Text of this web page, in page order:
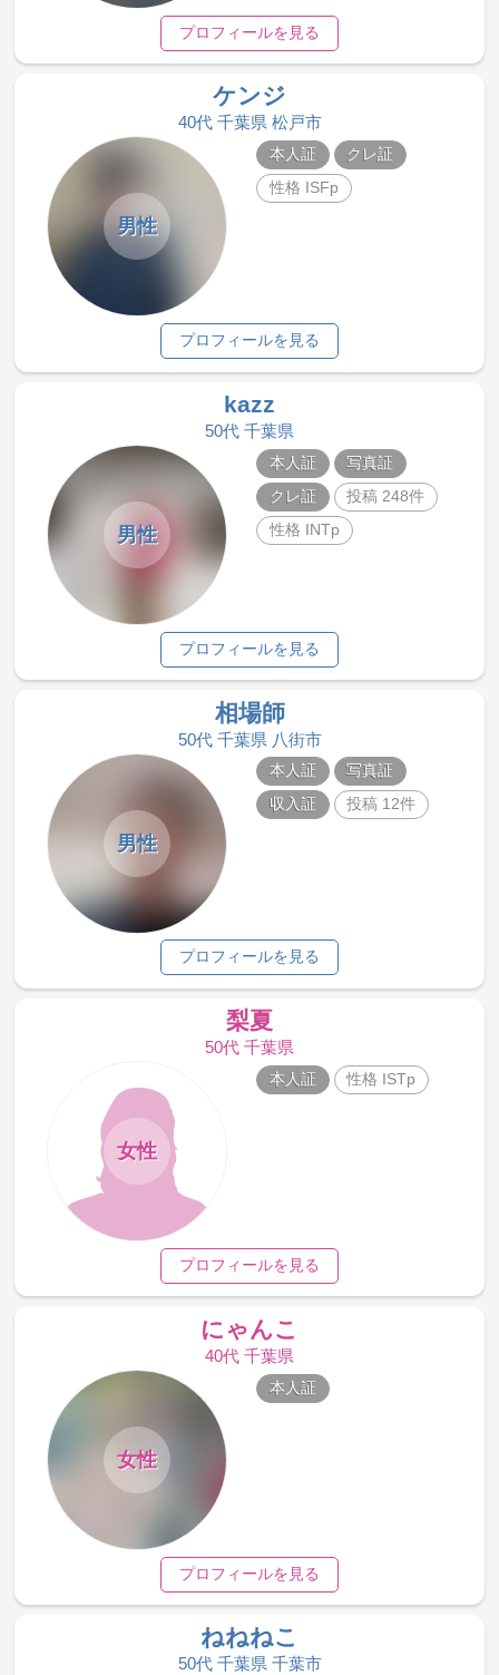
プロフィールを見る
ケンジ
40代 千葉県 松戸市
男性
本人証
クレ証
性格 ISFp
プロフィールを見る
kazz
50代 千葉県
男性
本人証
写真証
クレ証
投稿 248件
性格 INTp
プロフィールを見る
相場師
50代 千葉県 八街市
男性
本人証
写真証
収入証
投稿 12件
プロフィールを見る
梨夏
50代 千葉県
女性
本人証 性格 ISTp
プロフィールを見る
にゃんこ
40代 千葉県
女性
本人証
プロフィールを見る
ねねねこ
50代 千葉県 千葉市